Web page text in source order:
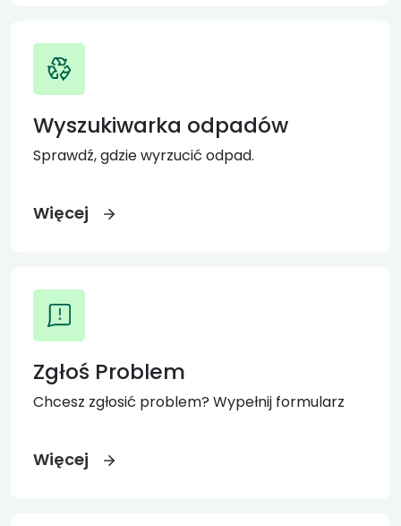
Wyszukiwarka odpadów
Sprawdź, gdzie wyrzucić odpad.
Więcej
Zgłoś Problem
Chcesz zgłosić problem? Wypełnij formularz
Więcej